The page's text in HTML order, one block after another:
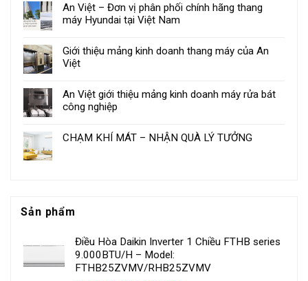
An Việt – Đơn vị phân phối chính hãng thang
máy Hyundai tại Việt Nam
Giới thiệu mảng kinh doanh thang máy của An
Việt
An Việt giới thiệu mảng kinh doanh máy rửa bát
công nghiệp
CHẠM KHÍ MÁT – NHẬN QUÀ LÝ TƯỞNG
Sản phẩm
Điều Hòa Daikin Inverter 1 Chiều FTHB series
9.000BTU/H – Model:
FTHB25ZVMV/RHB25ZVMV